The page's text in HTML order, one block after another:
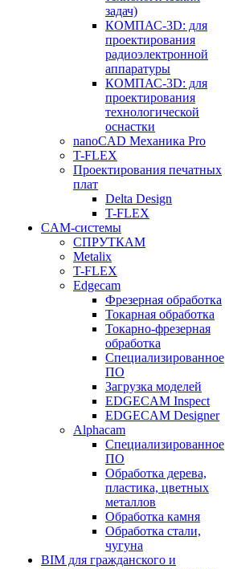
задач)
КОМПАС-3D: для
проектирования
радиоэлектронной
аппаратуры
КОМПАС-3D: для
проектирования
технологической
оснастки
nanoCAD Механика Pro
T-FLEX
Проектирования печатных
плат
Delta Design
T-FLEX
CAM-системы
СПРУТКAM
Metalix
T-FLEX
Edgecam
Фрезерная обработка
Токарная обработка
Токарно-фрезерная
обработка
Специализированное
ПО
Загрузка моделей
EDGECAM Inspect
EDGECAM Designer
Alphacam
Специализированное
ПО
Обработка дерева,
пластика, цветных
металлов
Обработка камня
Обработка стали,
чугуна
BIM для гражданского и